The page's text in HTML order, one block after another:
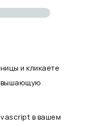
и кликаете
в вашем